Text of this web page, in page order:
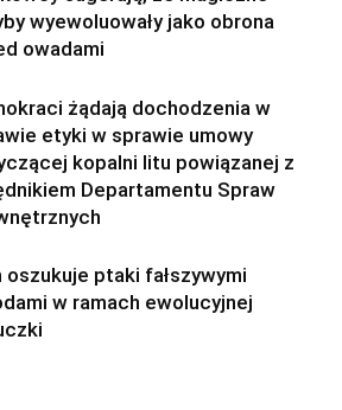
wyewoluowały jako obrona
owadami
żądają dochodzenia w
etyki w sprawie umowy
kopalni litu powiązanej z
Departamentu Spraw
oszukuje ptaki fałszywymi
w ramach ewolucyjnej